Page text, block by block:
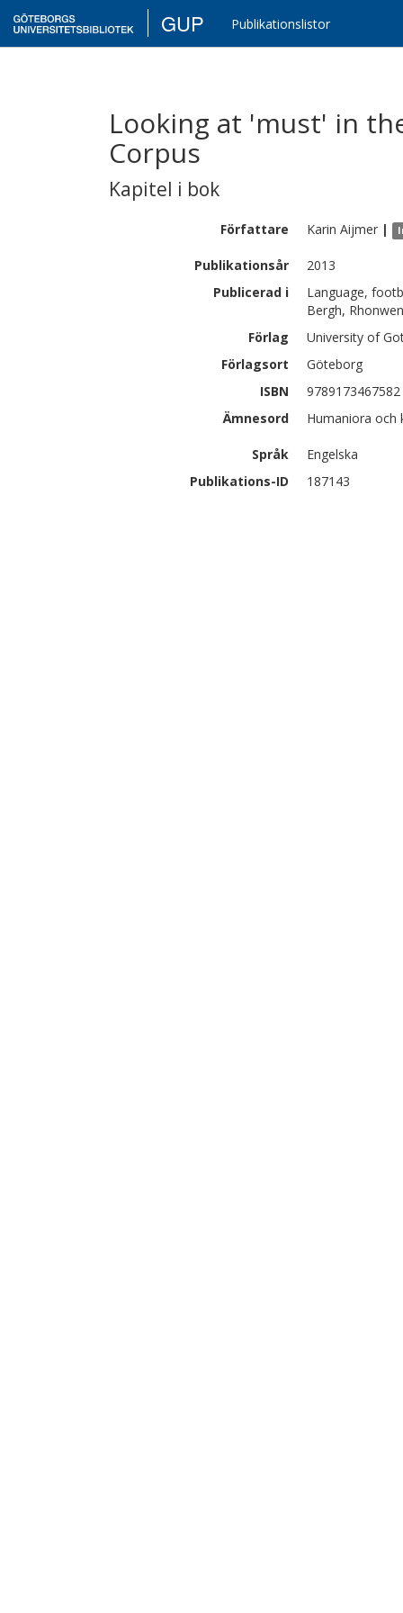
GUP Publikationslistor
Looking at 'must' in
Corpus
Kapitel i bok
Författare Karin Aijmer |
Publikationsår
2013
Publicerad i
Language,
Bergh,
Förlag
University of
Förlagsort
Göteborg
ISBN
9789173467582
Ämnesord
Humaniora
Språk
Engelska
Publikations-ID
187143